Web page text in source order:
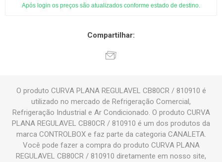
Após login os preços são atualizados conforme estado de destino.
Compartilhar:
O produto CURVA PLANA REGULAVEL CB80CR / 810910 é
utilizado no mercado de Refrigeração Comercial,
Refrigeração Industrial e Ar Condicionado. O produto CURVA
PLANA REGULAVEL CB80CR / 810910 é um dos produtos da
marca CONTROLBOX e faz parte da categoria CANALETA.
Você pode fazer a compra do produto CURVA PLANA
REGULAVEL CB80CR / 810910 diretamente em nosso site,